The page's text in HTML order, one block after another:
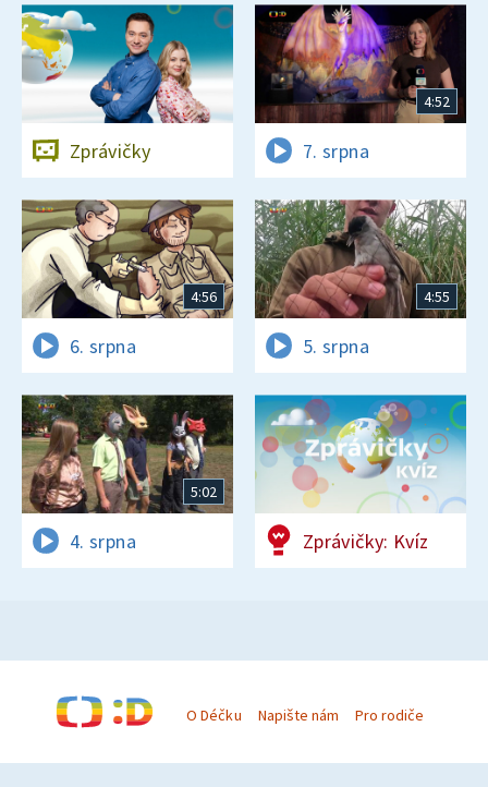
Zprávičky
4:52
7. srpna
4:56
6. srpna
4:55
5. srpna
5:02
4. srpna Zprávičky: Kvíz
O Déčku Napište nám Pro rodiče